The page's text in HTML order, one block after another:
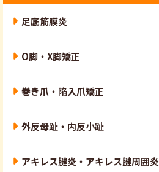
足底筋膜炎
O脚・X脚矯正
巻き爪・陥入爪矯正
外反母趾・内反小趾
アキレス腱炎・アキレス腱周囲炎